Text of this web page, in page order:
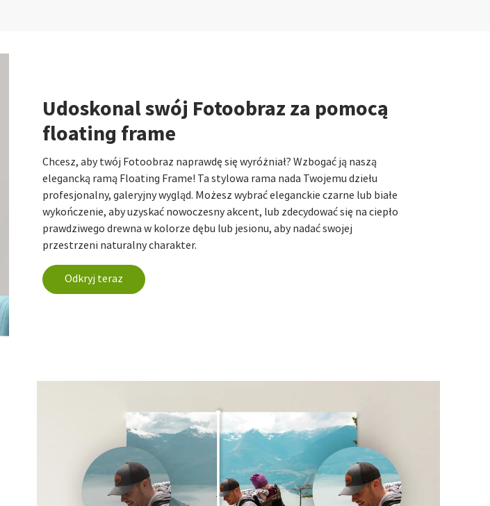
Udoskonal swój Fotoobraz za pomocą
floating frame
Chcesz, aby twój Fotoobraz naprawdę się wyróżniał? Wzbogać ją naszą
elegancką ramą Floating Frame! Ta stylowa rama nada Twojemu dziełu
profesjonalny, galeryjny wygląd. Możesz wybrać eleganckie czarne lub białe
wykończenie, aby uzyskać nowoczesny akcent, lub zdecydować się na ciepło
prawdziwego drewna w kolorze dębu lub jesionu, aby nadać swojej
przestrzeni naturalny charakter.
Odkryj teraz